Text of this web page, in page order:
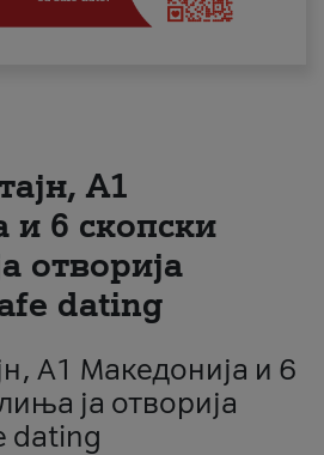
A1
и 6 скопски
отворија
dating
A1 Македонија и 6
ја отворија
dating